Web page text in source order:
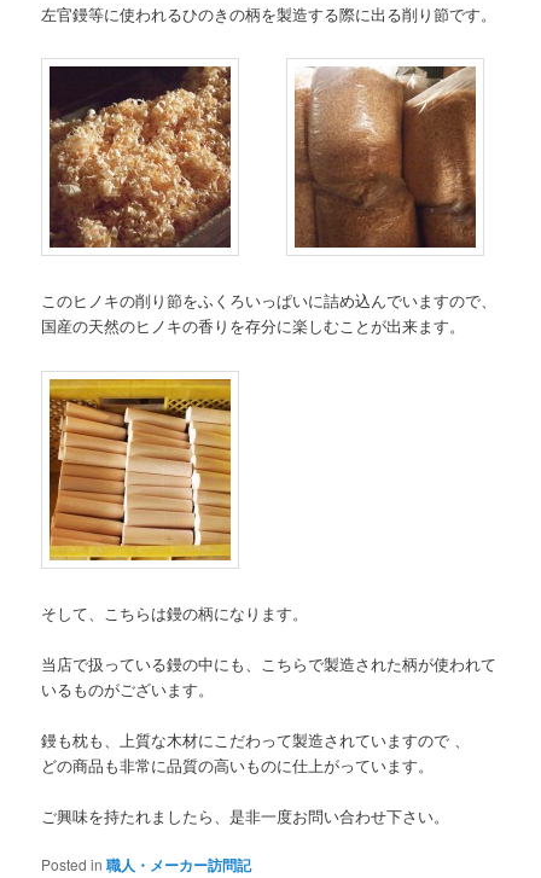
左官鏝等に使われるひのきの柄を製造する際に出る削り節です。
このヒノキの削り節をふくろいっぱいに詰め込んでいますので、
国産の天然のヒノキの香りを存分に楽しむことが出来ます。
そして、こちらは鏝の柄になります。
当店で扱っている鏝の中にも、こちらで製造された柄が使われて
いるものがございます。
鏝も枕も、上質な木材にこだわって製造されていますので 、
どの商品も非常に品質の高いものに仕上がっています。
ご興味を持たれましたら、是非一度お問い合わせ下さい。
Posted in 職人・メーカー訪問記